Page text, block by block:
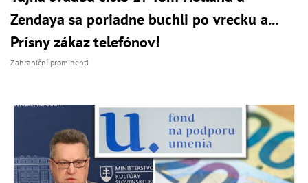
Zendaya sa poriadne buchli po vrecku a...
Prísny zákaz telefónov!
Zahraniční prominenti